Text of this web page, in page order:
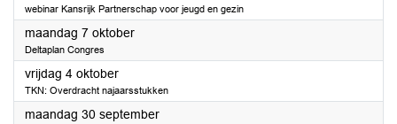
webinar Kansrijk Partnerschap voor jeugd en gezin
maandag 7 oktober2024
Deltaplan Congres
vrijdag 4 oktober2024
TKN: Overdracht najaarsstukken
maandag 30 september2024